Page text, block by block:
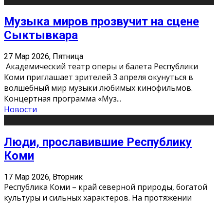
Музыка миров прозвучит на сцене
Сыктывкара
27 Мар 2026, Пятница
Академический театр оперы и балета Республики
Коми приглашает зрителей 3 апреля окунуться в
волшебный мир музыки любимых кинофильмов.
Концертная программа «Муз...
Новости
Люди, прославившие Республику
Коми
17 Мар 2026, Вторник
Республика Коми – край северной природы, богатой
культуры и сильных характеров. На протяжении